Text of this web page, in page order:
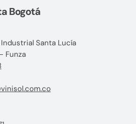
Bogotá
Santa Lucía
Funza